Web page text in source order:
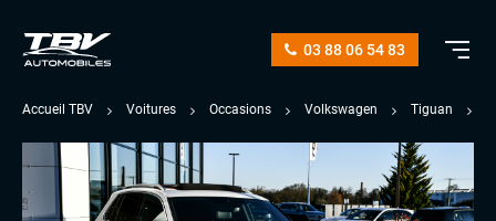
03 88 06 54 83
Accueil TBV Voitures Occasions Volkswagen Tiguan